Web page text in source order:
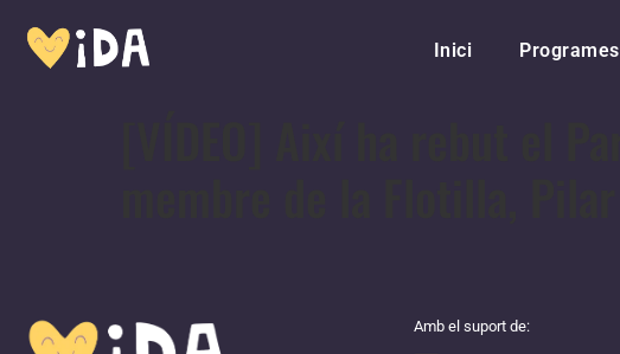
Inici Programes
Amb el suport de: